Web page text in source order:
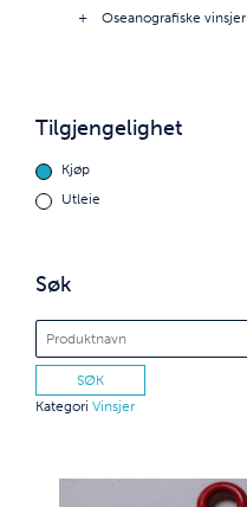
Oseanografiske vinsjer
Tilgjengelighet
Kjøp
Utleie
Søk
Kategori Vinsjer